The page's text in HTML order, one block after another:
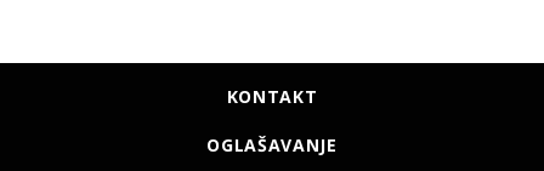
KONTAKT
OGLAŠAVANJE